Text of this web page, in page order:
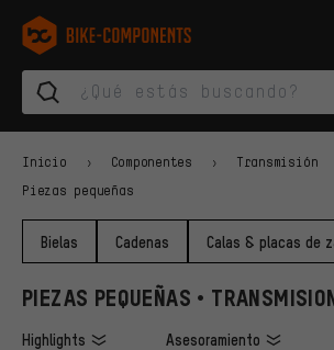
Saltar a la navegación principal
Saltar a la navegación de categorías
Saltar al contenido
Saltar a marcas y al boletín
Saltar al pie de página
bike-components.de Página de inicio
Inicio Componentes Transmisión
Piezas pequeñas
Bielas Cadenas Calas & placas de
PIEZAS PEQUEÑAS •
Highlights Asesoramiento